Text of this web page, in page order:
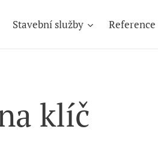
Stavební služby Reference
klíč